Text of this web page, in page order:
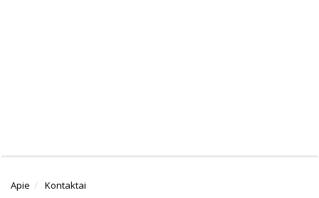
Apie Kontaktai